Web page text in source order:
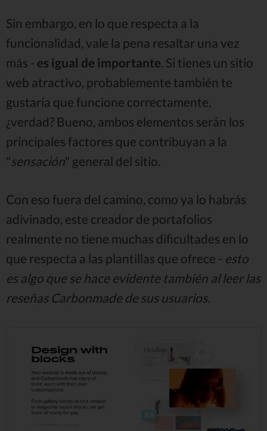
Sin embargo, en lo que respecta a la
funcionalidad, vale la pena resaltar una vez
más - es igual de importante. Si tienes un sitio
web atractivo, probablemente también te
gustaría que funcione correctamente,
¿verdad? Bueno, ambos elementos serán los
principales factores que contribuyan a la
"sensación" general del sitio.
Con eso fuera del camino, como ya lo habrás
adivinado, este creador de portafolios
realmente no tiene muchas dificultades en lo
que respecta a las plantillas que ofrece - esto
es algo que se hace evidente también al leer las
reseñas Carbonmade de sus usuarios.